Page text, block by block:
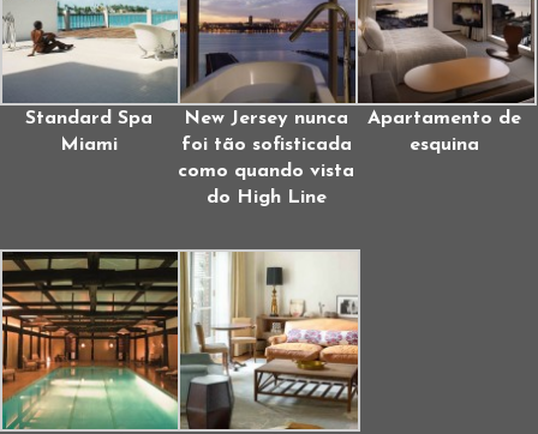
Standard Spa
Miami
New Jersey nunca
foi tão sofisticada
como quando vista
do High Line
Apartamento de
esquina